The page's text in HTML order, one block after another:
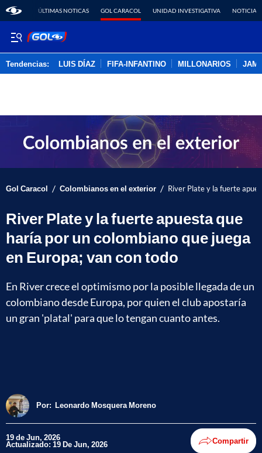
ÚLTIMAS NOTICAS GOL CARACOL UNIDAD INVESTIGATIVA NOTICIAS
Tendencias: LUIS DÍAZ FIFA-INFANTINO MILLONARIOS
Gol Caracol / Colombianos en el exterior / River Plate y la fuerte
River Plate y la fuerte apuesta que
haría por un colombiano que juega
en Europa; van con todo
En River crece el optimismo por la posible llegada de un
colombiano desde Europa, por quien el club apostaría
un gran 'platal' para que lo tengan cuanto antes.
Por: Leonardo Mosquera Moreno
19 de Jun, 2026
Actualizado: 19 De Jun, 2026 Compartir